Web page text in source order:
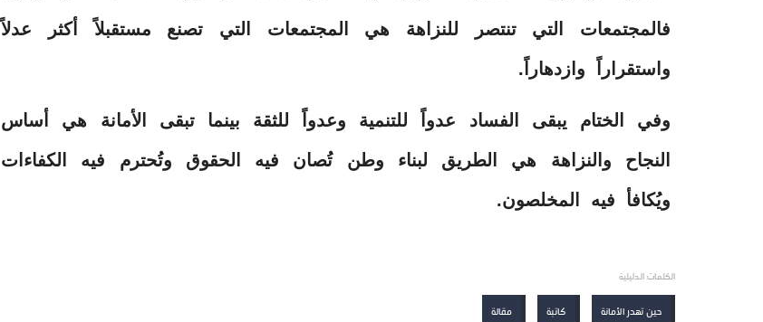
فالمجتمعات التي تنتصر للنزاهة هي المجتمعات التي تصنع مستقبلاً أكثر عدلاً
واستقراراً وازدهاراً.
وفي الختام يبقى الفساد عدواً للتنمية وعدواً للثقة بينما تبقى الأمانة هي أساس
النجاح والنزاهة هي الطريق لبناء وطن تُصان فيه الحقوق وتُحترم فيه الكفاءات
ويُكافأ فيه المخلصون.
الكلمات الدليلية
حين تهدر الأمانة كاتبة مقالة